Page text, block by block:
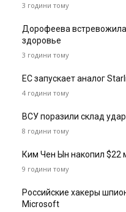
3 години тому
Дорофеева
здоровье
3 години тому
ЕС запускает аналог
4 години тому
ВСУ поразили склад
8 години тому
Ким Чен Ын накопил $22
9 години тому
Российские хакеры
Microsoft